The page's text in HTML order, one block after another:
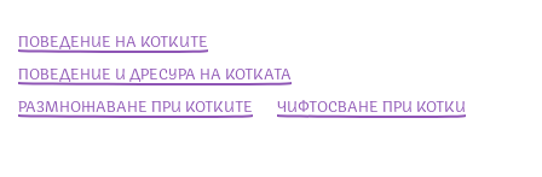
ПОВЕДЕНИЕ НА КОТКИТЕ
ПОВЕДЕНИЕ И ДРЕСУРА НА КОТКАТА
РАЗМНОЖАВАНЕ ПРИ КОТКИТЕ
ЧИФТОСВАНЕ ПРИ КОТКИ